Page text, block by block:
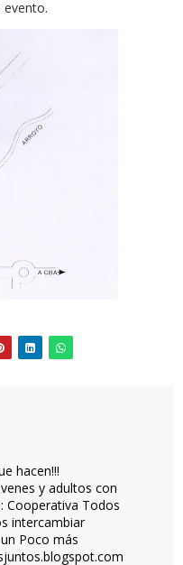
evento.
hacen!!!
y adultos con
Cooperativa Todos
intercambiar
Poco más